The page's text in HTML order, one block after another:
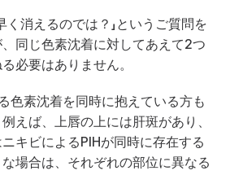
く消えるのでは？」というご質問を
同じ色素沈着に対してあえて2つ
必要はありません。
色素沈着を同時に抱えている方も
えば、上唇の上には肝斑があり、
キビによるPIHが同時に存在する
場合は、それぞれの部位に異なる